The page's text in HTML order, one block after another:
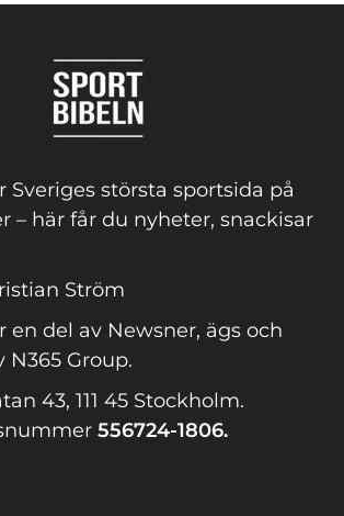
Sveriges största sportsida på
– här får du nyheter, snackisar
Ström
en del av Newsner, ägs och
N365 Group.
43, 111 45 Stockholm.
556724-1806.